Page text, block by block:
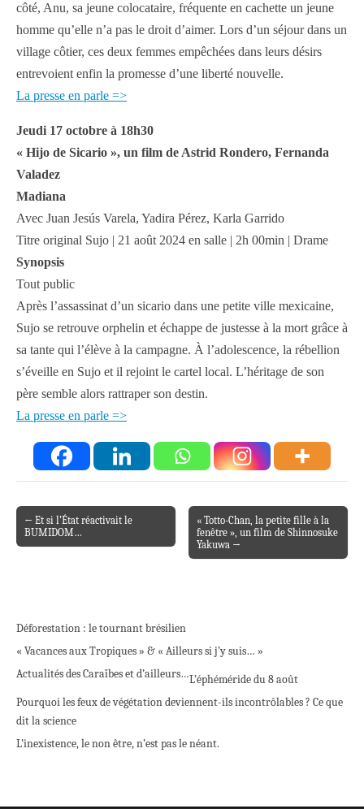
côté, Anu, sa jeune colocataire, fréquente en cachette un jeune
homme qu’elle n’a pas le droit d’aimer. Lors d’un séjour dans un
village côtier, ces deux femmes empêchées dans leurs désirs
entrevoient enfin la promesse d’une liberté nouvelle.
La presse en parle =>
Jeudi 17 octobre à 18h30
« Hijo de Sicario », un film de Astrid Rondero, Fernanda
Valadez
Madiana
Avec Juan Jesús Varela, Yadira Pérez, Karla Garrido
Titre original Sujo | 21 août 2024 en salle | 2h 00min | Drame
Synopsis
Tout public
Après l’assassinat d’un sicario dans une petite ville mexicaine,
Sujo se retrouve orphelin et échappe de justesse à la mort grâce à
sa tante qui l’élève à la campagne. À l’adolescence, la rébellion
s’éveille en Sujo et il rejoint le cartel local. L’héritage de son
père semble alors rattraper son destin.
La presse en parle =>
Post navigation
← Et si l’État réactivait le
BUMIDOM…
« Totto-Chan, la petite fille à la
fenêtre », un film de Shinnosuke
Yakuwa →
Déforestation : le tournant brésilien
« Vacances aux Tropiques » & « Ailleurs si j’y suis… »
Actualités des Caraïbes et d’ailleurs…L’éphéméride du 8 août
Pourquoi les feux de végétation deviennent-ils incontrôlables ? Ce que
dit la science
L’inexistence, le non être, n’est pas le néant.